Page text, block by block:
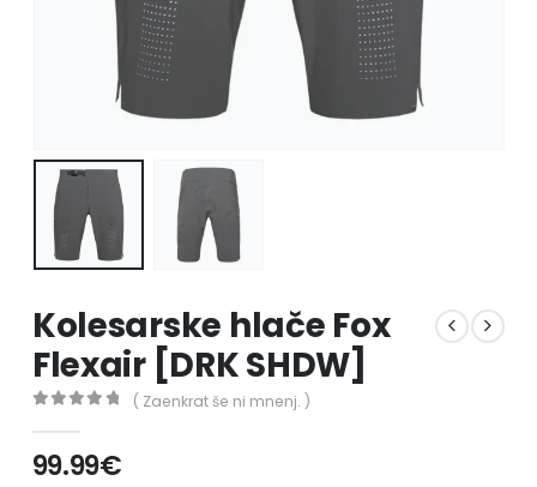
Kolesarske hlače Fox
Flexair [DRK SHDW]
( Zaenkrat še ni mnenj. )
99.99€